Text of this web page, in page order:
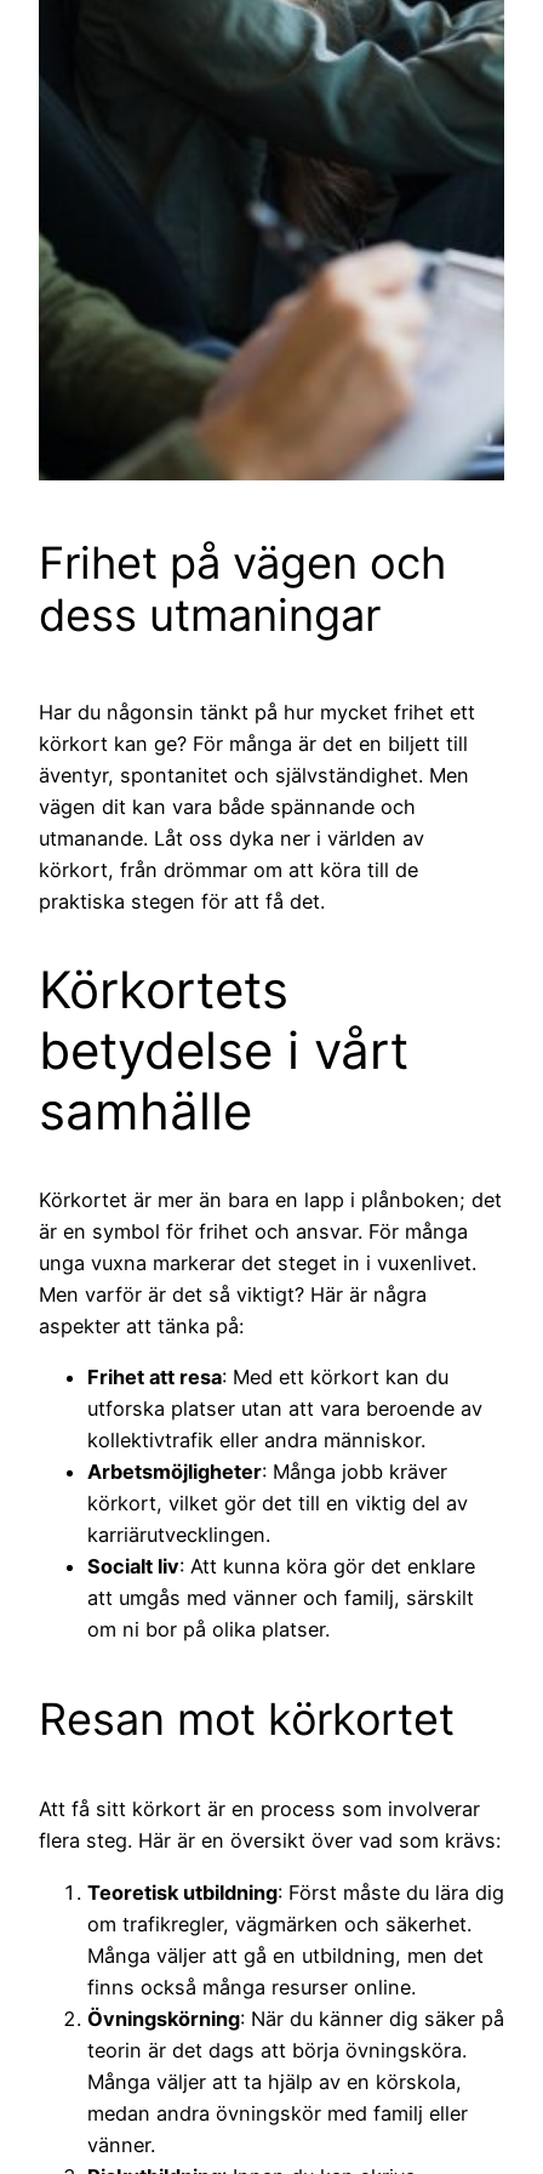
Frihet på vägen och
dess utmaningar
Har du någonsin tänkt på hur mycket frihet ett
körkort kan ge? För många är det en biljett till
äventyr, spontanitet och självständighet. Men
vägen dit kan vara både spännande och
utmanande. Låt oss dyka ner i världen av
körkort, från drömmar om att köra till de
praktiska stegen för att få det.
Körkortets
betydelse i vårt
samhälle
Körkortet är mer än bara en lapp i plånboken; det
är en symbol för frihet och ansvar. För många
unga vuxna markerar det steget in i vuxenlivet.
Men varför är det så viktigt? Här är några
aspekter att tänka på:
Frihet att resa: Med ett körkort kan du
utforska platser utan att vara beroende av
kollektivtrafik eller andra människor.
Arbetsmöjligheter: Många jobb kräver
körkort, vilket gör det till en viktig del av
karriärutvecklingen.
Socialt liv: Att kunna köra gör det enklare
att umgås med vänner och familj, särskilt
om ni bor på olika platser.
Resan mot körkortet
Att få sitt körkort är en process som involverar
flera steg. Här är en översikt över vad som krävs:
Teoretisk utbildning: Först måste du lära dig
om trafikregler, vägmärken och säkerhet.
Många väljer att gå en utbildning, men det
finns också många resurser online.
Övningskörning: När du känner dig säker på
teorin är det dags att börja övningsköra.
Många väljer att ta hjälp av en körskola,
medan andra övningskör med familj eller
vänner.